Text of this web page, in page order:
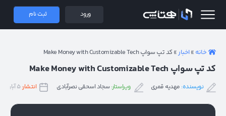
همتاپی ورود ثبت نام
خانه »اخبار» کد تپ سواپ Make Money with Customizable Tech
کد تپ سواپ Make Money with Customizable Tech
نویسنده: مهدیه قمری ویراستار:سجاد اسحقی نصرآبادی انتشار:۵ آبان ۱۴۰۳